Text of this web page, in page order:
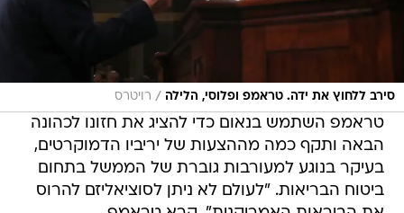
סירב ללחוץ את ידה. טראמפ ופלוסי, הלילה / רויטרס
טראמפ השתמש בנאום כדי להציג את חזונו לכהונה
הבאה ותקף כמה מההצעות של יריביו הדמוקרטים,
בעיקר בנוגע למעורבות גוברת של הממשל בתחום
ביטוח הבריאות. "לעולם לא ניתן לסוציאליזם להרוס